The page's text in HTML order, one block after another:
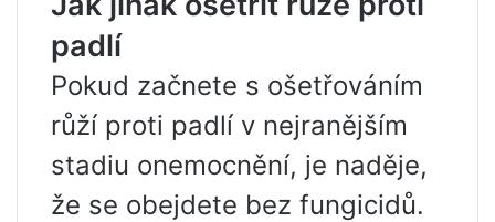
padlí
Pokud začnete s ošetřováním
růží proti padlí v nejranějším
stadiu onemocnění, je naděje,
že se obejdete bez fungicidů.